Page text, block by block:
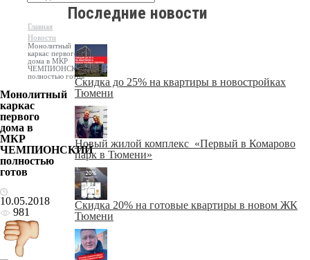
Главная
Новости
Монолитный
каркас первого
дома в МКР
ЧЕМПИОНСКИЙ
полностью готов
Монолитный
каркас
первого
дома в
МКР
ЧЕМПИОНСКИЙ
полностью
готов
10.05.2018
981
Последние новости
Скидка до 25% на квартиры в новостройках
Тюмени
Новый жилой комплекс «Первый в Комарово
парк в Тюмени»
Скидка 20% на готовые квартиры в новом ЖК
Тюмени